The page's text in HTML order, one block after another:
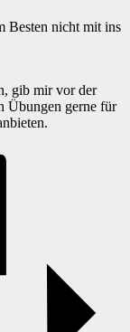
Besten nicht mit ins
gib mir vor der
Übungen gerne für